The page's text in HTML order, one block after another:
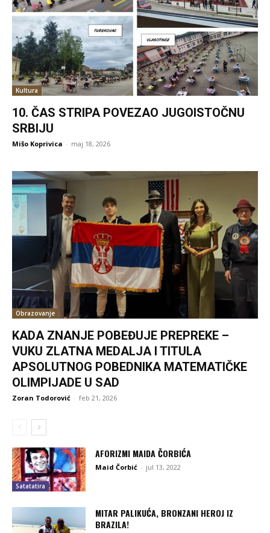
Kultura
10. ČAS STRIPA POVEZAO JUGOISTOČNU
SRBIJU
Mišo Koprivica - maj 18, 2026
Obrazovanje
KADA ZNANJE POBEĐUJE PREPREKE –
VUKU ZLATNA MEDALJA I TITULA
APSOLUTNOG POBEDNIKA MATEMATIČKE
OLIMPIJADE U SAD
Zoran Todorović - feb 21, 2026
Satatatira
AFORIZMI MAIDA ČORBIĆA
Maid Čorbić - jul 13, 2022
MITAR PALIKUĆA, BRONZANI HEROJ IZ
BRAZILA!